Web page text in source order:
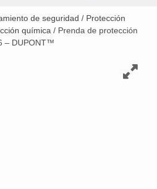
de seguridad / Protección
química / Prenda de protección
– DUPONT™